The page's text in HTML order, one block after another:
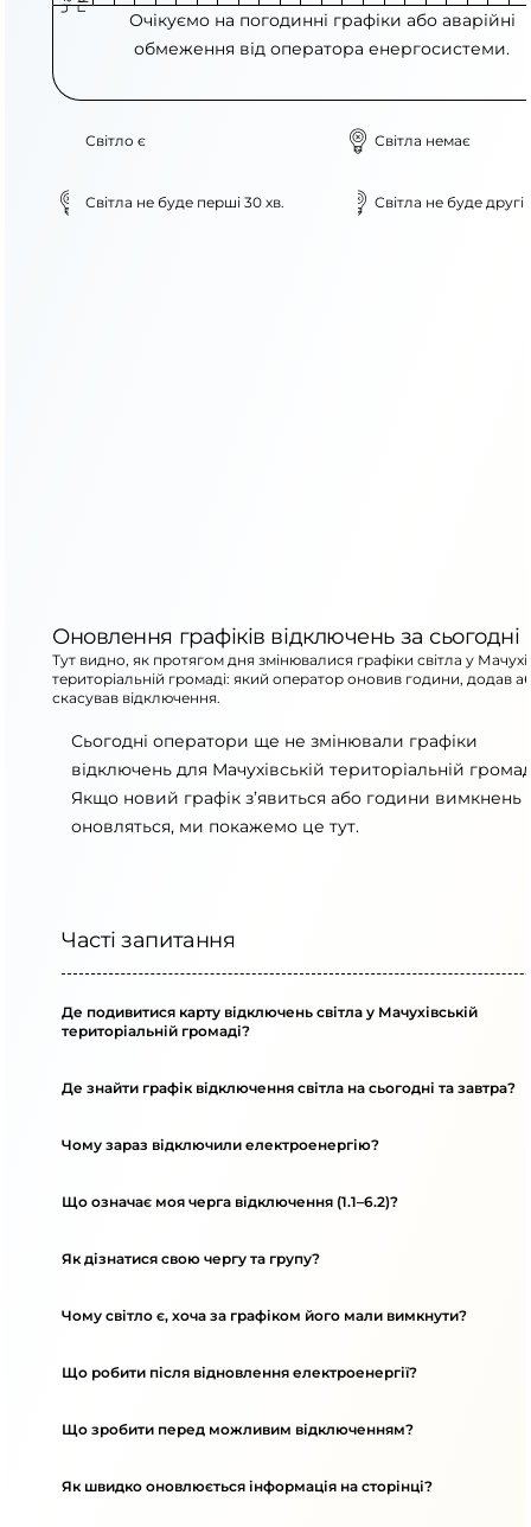
Очікуємо на погодинні графіки або аварійні
обмеження від оператора енергосистеми.
Світло є Світла немає
Світла не буде перші 30 хв. Світла не буде другі
Оновлення графіків відключень за сьогодні
Тут видно, як протягом дня змінювалися графіки світла у
територіальній громаді: який оператор оновив години, додав
скасував відключення.
Сьогодні оператори ще не змінювали графіки
відключень для Мачухівській територіальній
Якщо новий графік з’явиться або години вимкнень
оновляться, ми покажемо це тут.
Часті запитання
Де подивитися карту відключень світла у Мачухівській
територіальній громаді?
Де знайти графік відключення світла на сьогодні та завтра?
Чому зараз відключили електроенергію?
Що означає моя черга відключення (1.1–6.2)?
Як дізнатися свою чергу та групу?
Чому світло є, хоча за графіком його мали вимкнути?
Що робити після відновлення електроенергії?
Що зробити перед можливим відключенням?
Як швидко оновлюється інформація на сторінці?